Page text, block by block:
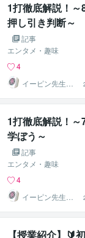
1打徹底解説！
押し引き判断～
記事
エンタメ・趣味
4
イーピン先生＠
麻雀段位検定保
持者
1打徹底解説！
学ぼう～
記事
エンタメ・趣味
4
イーピン先生＠
麻雀段位検定保
持者
【授業紹介】🔰